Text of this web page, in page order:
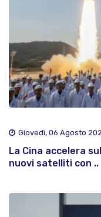
Giovedì, 06 Agosto
La Cina accelera
nuovi satelliti con ..